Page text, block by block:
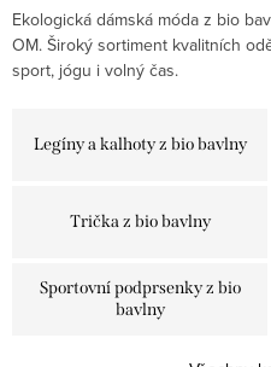
Ekologická dámská móda z bio
OM. Široký sortiment kvalitních
sport, jógu i volný čas.
Legíny a kalhoty z bio bavlny
Trička z bio bavlny
Sportovní podprsenky z bio
bavlny